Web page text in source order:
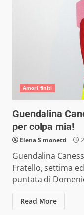
Amori finiti
Guendalina
per colpa mia!
Elena Simonetti
Guendalina
Fratello, settima
puntata di
Read More